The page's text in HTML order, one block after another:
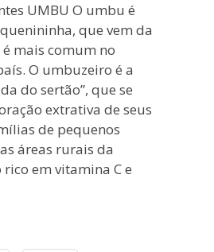
UMBU O umbu é
que vem da
mais comum no
O umbuzeiro é a
do sertão”, que se
extrativa de seus
de pequenos
áreas rurais da
em vitamina C e